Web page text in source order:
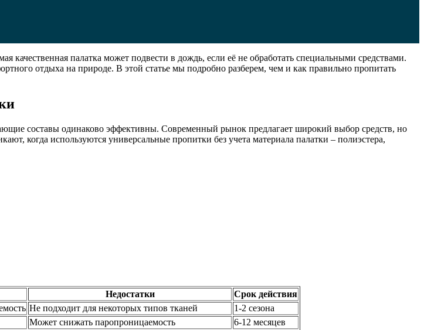
палатка может подвести в дождь, если её не обработать специальными средствами.
отдыха на природе. В этой статье мы подробно разберем, чем и как правильно пропитать
составы одинаково эффективны. Современный рынок предлагает широкий выбор средств, но
когда используются универсальные пропитки без учета материала палатки – полиэстера,
Недостатки
Срок действия
Не подходит для некоторых типов тканей
1-2 сезона
Может снижать паропроницаемость
6-12 месяцев